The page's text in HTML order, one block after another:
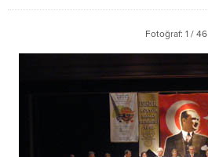
Fotoğraf: 1 / 46